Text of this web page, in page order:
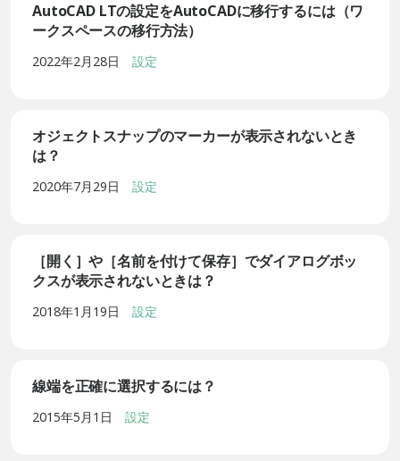
AutoCAD LTの設定をAutoCADに移行するには（ワ
ークスペースの移行方法）
2022年2月28日 設定
オジェクトスナップのマーカーが表示されないとき
は？
2020年7月29日 設定
［開く］や［名前を付けて保存］でダイアログボッ
クスが表示されないときは？
2018年1月19日 設定
線端を正確に選択するには？
2015年5月1日 設定